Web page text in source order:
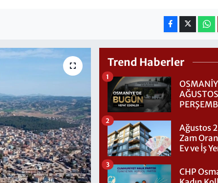
Trend Haberler
1
Ağustos
Zam
Ev ve İş
2
CHP
3